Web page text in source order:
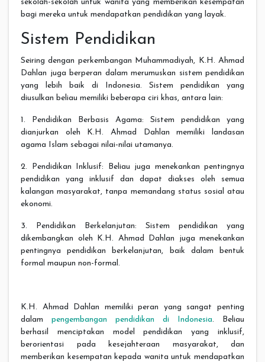
sekolah-sekolah untuk wanita yang memberikan kesempatan
bagi mereka untuk mendapatkan pendidikan yang layak.
Sistem Pendidikan
Seiring dengan perkembangan Muhammadiyah, K.H. Ahmad
Dahlan juga berperan dalam merumuskan sistem pendidikan
yang lebih baik di Indonesia. Sistem pendidikan yang
diusulkan beliau memiliki beberapa ciri khas, antara lain:
1. Pendidikan Berbasis Agama: Sistem pendidikan yang
dianjurkan oleh K.H. Ahmad Dahlan memiliki landasan
agama Islam sebagai nilai-nilai utamanya.
2. Pendidikan Inklusif: Beliau juga menekankan pentingnya
pendidikan yang inklusif dan dapat diakses oleh semua
kalangan masyarakat, tanpa memandang status sosial atau
ekonomi.
3. Pendidikan Berkelanjutan: Sistem pendidikan yang
dikembangkan oleh K.H. Ahmad Dahlan juga menekankan
pentingnya pendidikan berkelanjutan, baik dalam bentuk
formal maupun non-formal.
K.H. Ahmad Dahlan memiliki peran yang sangat penting
dalam pengembangan pendidikan di Indonesia. Beliau
berhasil menciptakan model pendidikan yang inklusif,
berorientasi pada kesejahteraan masyarakat, dan
memberikan kesempatan kepada wanita untuk mendapatkan